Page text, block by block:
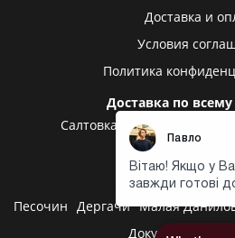
Доставка и
Условия
Политика
Доставка по
Салтовка
Алексеевка
Центральный
Доставка в
Песочин Дергачи Малая
Докучаевское